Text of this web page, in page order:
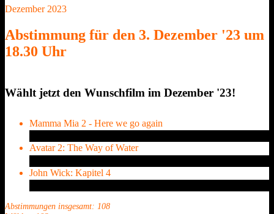
Dezember 2023
Abstimmung für den 3. Dezember '23 um
18.30 Uhr
Wählt jetzt den Wunschfilm im Dezember '23!
Mamma Mia 2 - Here we go again
Avatar 2: The Way of Water
John Wick: Kapitel 4
Abstimmungen insgesamt: 108